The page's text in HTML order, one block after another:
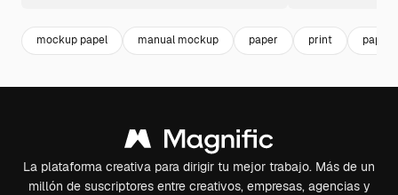
mockup papel manual mockup paper print papel
La plataforma creativa para dirigir tu mejor trabajo. Más de un
millón de suscriptores entre creativos, empresas, agencias y